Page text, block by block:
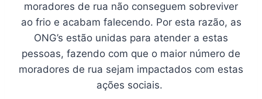
moradores de rua não conseguem sobreviver
ao frio e acabam falecendo. Por esta razão, as
ONG’s estão unidas para atender a estas
pessoas, fazendo com que o maior número de
moradores de rua sejam impactados com estas
ações sociais.